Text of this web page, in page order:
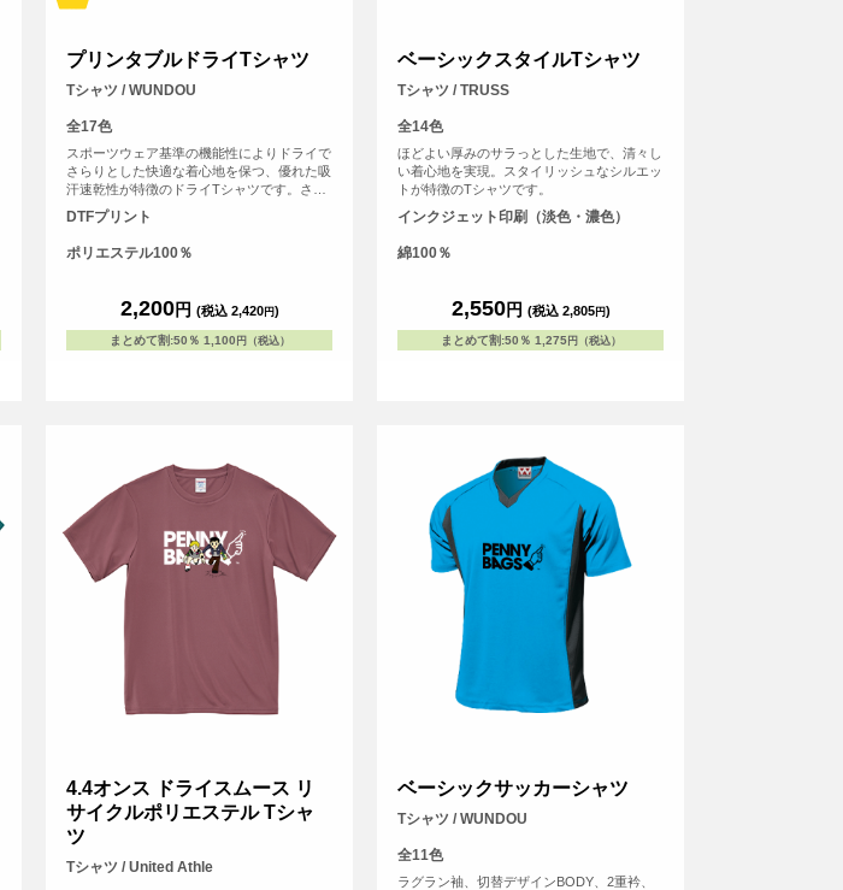
プリンタブルドライTシャツ
Tシャツ / WUNDOU
全17色
スポーツウェア基準の機能性によりドライで
さらりとした快適な着心地を保つ、優れた吸
汗速乾性が特徴のドライTシャツです。さら
にシルクのような滑らかな生地感で肌触りも
魅力的。まるで着ていることを忘れるほどの
心地よさは、アクティブシーンはもちろん、
リラックスしたい普段使いにもぴったりで
DTFプリント
ポリエステル100％
2,200円 (税込 2,420円)
まとめて割:50％ 1,100 円（税込）
ベーシックスタイルTシャツ
Tシャツ / TRUSS
全14色
ほどよい厚みのサラっとした生地で、清々し
い着心地を実現。スタイリッシュなシルエッ
トが特徴のTシャツです。
インクジェット印刷（淡色・濃色）
綿100％
2,550円 (税込 2,805円)
まとめて割:50％ 1,275円（税込）
4.4オンス ドライスムース リ
サイクルポリエステル Tシャ
ツ
Tシャツ / United Athle
ベーシックサッカーシャツ
Tシャツ / WUNDOU
全11色
ラグラン袖、切替デザインBODY、2重衿、